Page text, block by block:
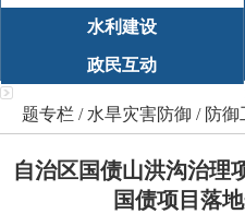
水利建设
政民互动
题专栏 /水旱灾害防御 / 防御
自治区国债山洪沟治理
国债项目落